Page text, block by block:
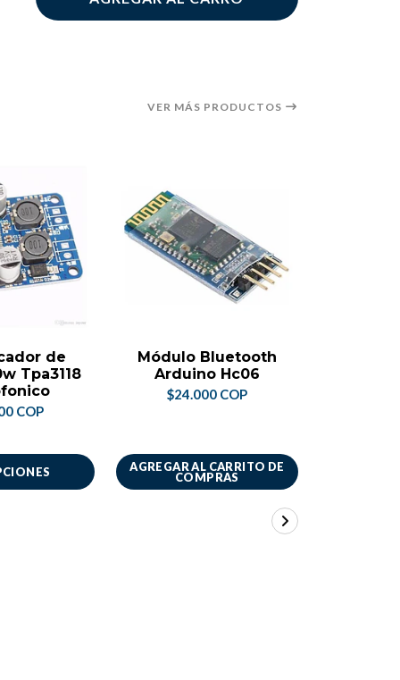
VER MÁS PRODUCTOS
de
Tpa3118
COP
Módulo Bluetooth
Arduino Hc06
$24.000 COP
AGREGAR AL CARRITO DE
COMPRAS